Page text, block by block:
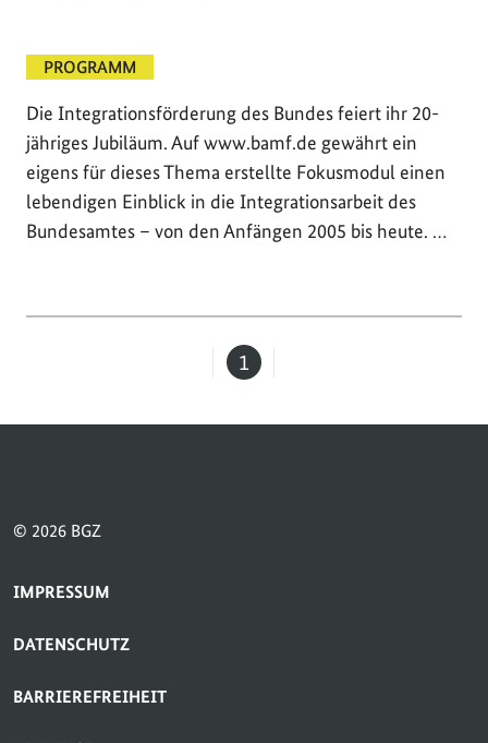
PROGRAMM
Die Integrationsförderung des Bundes feiert ihr 20-
jähriges Jubiläum. Auf www.bamf.de gewährt ein
eigens für dieses Thema erstellte Fokusmodul einen
lebendigen Einblick in die Integrationsarbeit des
Bundesamtes – von den Anfängen 2005 bis heute. …
Seite
1
© 2026 BGZ
SERVICE-NAVIGATION FUSSBEREICH
IMPRESSUM
DATENSCHUTZ
BARRIEREFREIHEIT